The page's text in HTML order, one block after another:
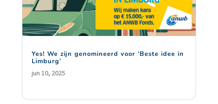
Yes! We zijn genomineerd voor ‘Beste idee in
Limburg’
jun 10, 2025